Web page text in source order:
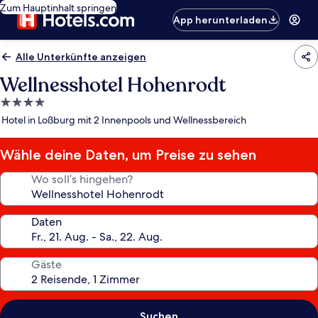
Zum Hauptinhalt springen
App herunterladen
Alle Unterkünfte anzeigen
Wellnesshotel Hohenrodt
4.0-
Sterne-
Hotel in Loßburg mit 2 Innenpools und Wellnessbereich
Wähle deine Daten, um Preise zu sehen
Wo soll’s hingehen?
Daten
Gäste